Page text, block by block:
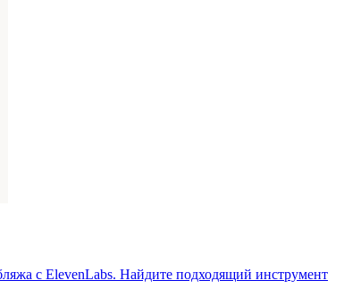
с ElevenLabs. Найдите подходящий инструмент